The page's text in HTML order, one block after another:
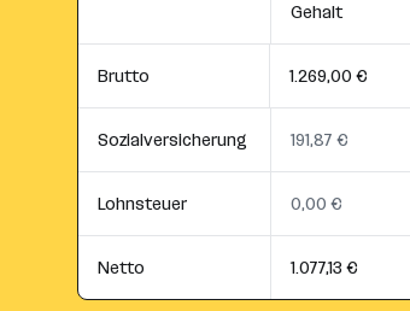
Gehalt
Brutto 1.269,00 €
Sozialversicherung 191,87 €
Lohnsteuer 0,00 €
Netto 1.077,13 €